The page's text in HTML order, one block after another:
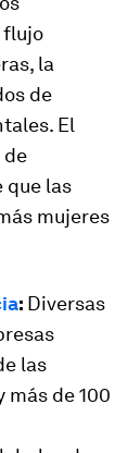
flujo
la
de
El
de
que las
mujeres
: Diversas
las
más de 100